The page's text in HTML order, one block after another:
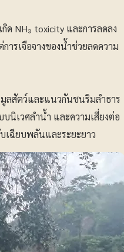
ด NH₃ toxicity และการลดลง
รเจือจางของน้ำช่วยลดความ
ลสัตว์และแนวกันชนริมลำธาร
นิเวศลำน้ำ และความเสี่ยงต่อ
เฉียบพลันและระยะยาว